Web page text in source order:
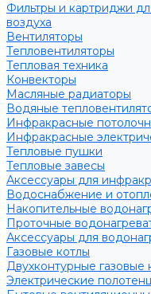
Фильтры и картриджи
воздуха
Вентиляторы
Тепловентиляторы
Тепловая техника
Конвекторы
Масляные радиаторы
Водяные
Инфракрасные
Инфракрасные
Тепловые пушки
Тепловые завесы
Аксессуары для
Водоснабжение и
Накопительные
Проточные
Аксессуары для
Газовые котлы
Двухконтурные газовые
Электрические